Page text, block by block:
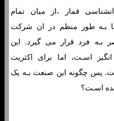
قمار ،از میان تمام
بـه طور منظم در ان شرکت
بـه فرد قرار می گیرد. این
اسـت، اما برای اکثریت
پس چگونه این صنعت بـه یک
اسـت؟